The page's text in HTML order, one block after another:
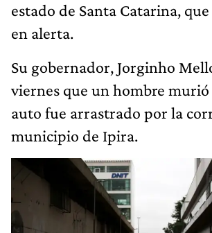
estado de Santa Catarina,
en alerta.
Su gobernador, Jorginho
viernes que un hombre murió
auto fue arrastrado por la
municipio de Ipira.